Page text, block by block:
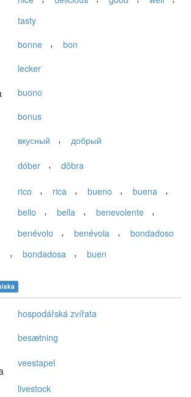
tasty
bonne , bon
lecker
buono
bonus
вкусный , добрый
dóber , dôbra
rico , rica , bueno , buena ,
bello , bella , benevolente ,
benévolo , benévola , bondadoso
, bondadosa , buen
hospodářská zvířata
besætning
veestapel
livestock